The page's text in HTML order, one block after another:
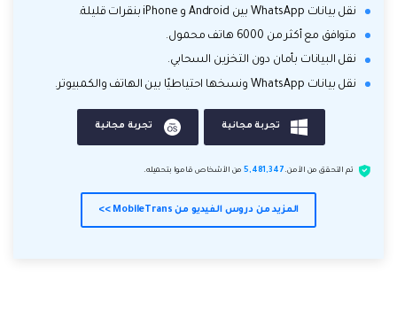
نقل بيانات WhatsApp بين Android و iPhone بنقرات قليلة.
متوافق مع أكثر من 6000 هاتف محمول.
نقل البيانات بأمان دون التخزين السحابي.
نقل بيانات WhatsApp ونسخها احتياطيًا بين الهاتف والكمبيوتر.
تجربة مجانية تجربة مجانية
تم التحقق من الأمن.5,481,347 من الأشخاص قاموا بتحميله.
المزيد من دروس الفيديو من MobileTrans >>